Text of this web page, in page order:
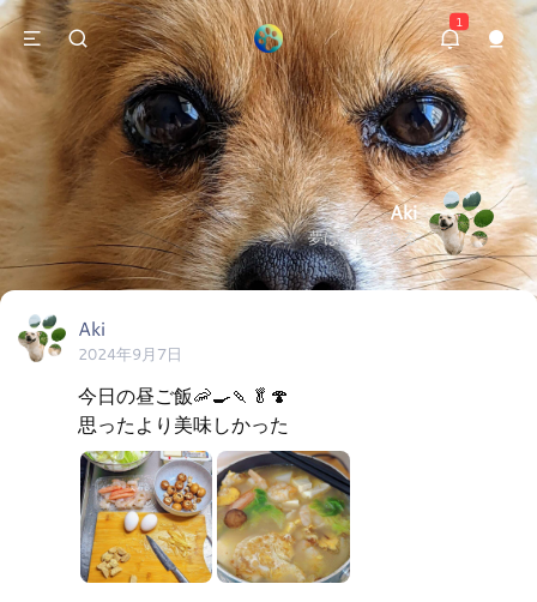
1
Aki
夢は空高くある
Aki
2024年9月7日
今日の昼ご飯🦐🍳🍡🥬🍄
思ったより美味しかった